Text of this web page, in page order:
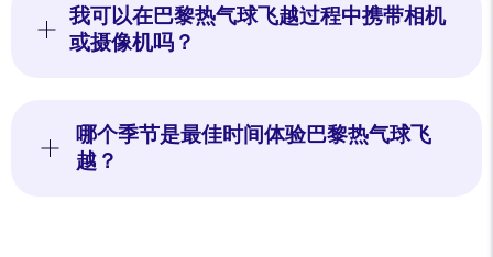
我可以在巴黎热气球飞越过程中携带相机
或摄像机吗？
哪个季节是最佳时间体验巴黎热气球飞
越？